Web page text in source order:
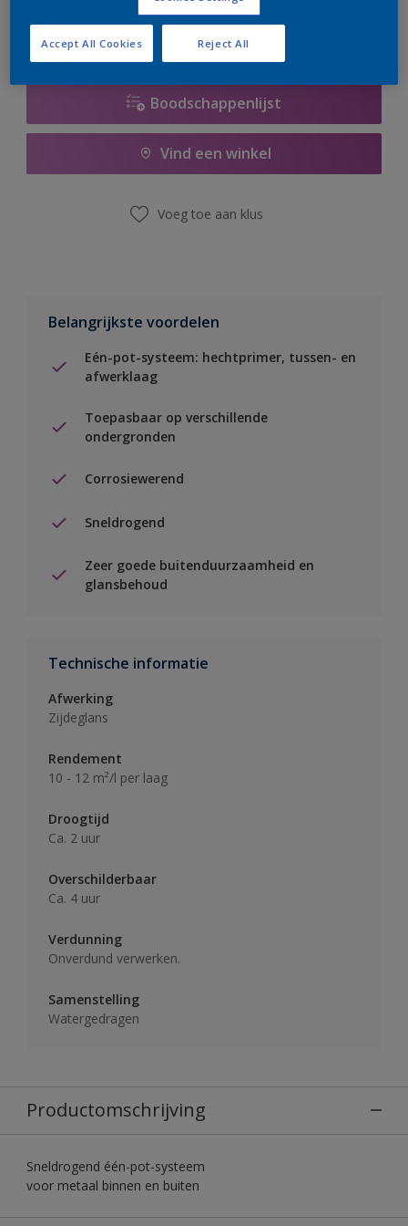
Boodschappenlijst
Vind een winkel
Voeg toe aan klus
Belangrijkste voordelen
Eén-pot-systeem: hechtprimer, tussen- en
afwerklaag
Toepasbaar op verschillende
ondergronden
Corrosiewerend
Sneldrogend
Zeer goede buitenduurzaamheid en
glansbehoud
Technische informatie
Afwerking
Zijdeglans
Rendement
10 - 12 m²/l per laag
Droogtijd
Ca. 2 uur
Overschilderbaar
Ca. 4 uur
Verdunning
Onverdund verwerken.
Samenstelling
Watergedragen
Productomschrijving
Sneldrogend één-pot-systeem
voor metaal binnen en buiten
Reject All
Accept All Cookies